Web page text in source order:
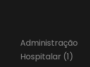
Administração
Hospitalar (1)